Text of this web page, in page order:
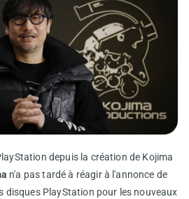
depuis la création de Kojima
n'a pas tardé à réagir à l'annonce de
disques PlayStation pour les nouveaux